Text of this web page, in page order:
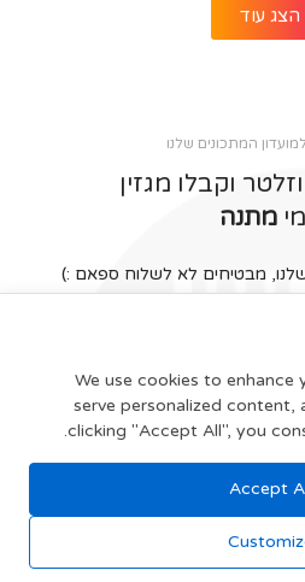
הצג עוד
המתכונים שלנו
וקבלו מגזין
מתנה
שלנו, מבטיחים לא לשלוח ספאם :)
צרפו אותי
האתר
We use cookies to enhance
serve personalized content,
clicking "Accept All", you
Accept